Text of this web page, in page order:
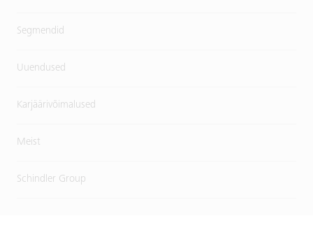
Segmendid
Uuendused
Karjäärivõimalused
Meist
Schindler Group